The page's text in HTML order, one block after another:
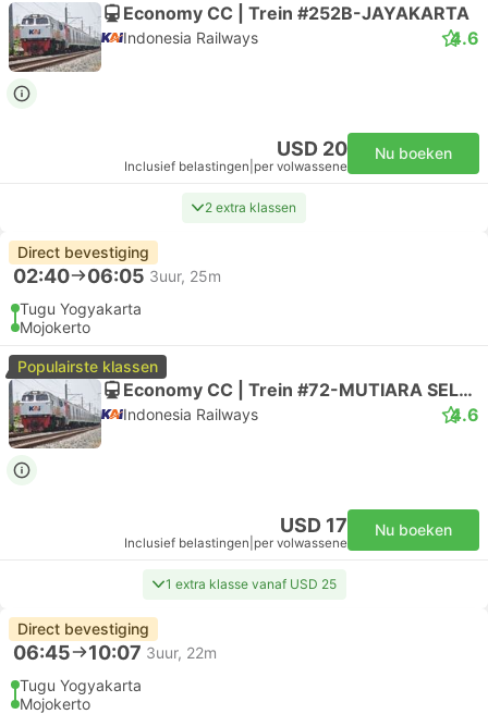
Economy CC | Trein #252B-JAYAKARTA
Indonesia Railways 4.6
USD 20
Inclusief belastingen per volwassene
Nu boeken
2 extra klassen
Direct bevestiging
02:40 06:05 3uur, 25m
Tugu Yogyakarta
Mojokerto
Populairste klassen
Economy CC | Trein #72-MUTIARA SELATAN
Indonesia Railways 4.6
USD 17
Inclusief belastingen per volwassene
Nu boeken
1 extra klasse vanaf USD 25
Direct bevestiging
06:45 10:07 3uur, 22m
Tugu Yogyakarta
Mojokerto